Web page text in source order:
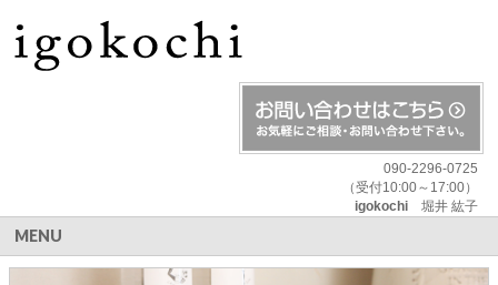
090-2296-0725
（受付10:00～17:00）
igokochi堀井 紘子
MENU